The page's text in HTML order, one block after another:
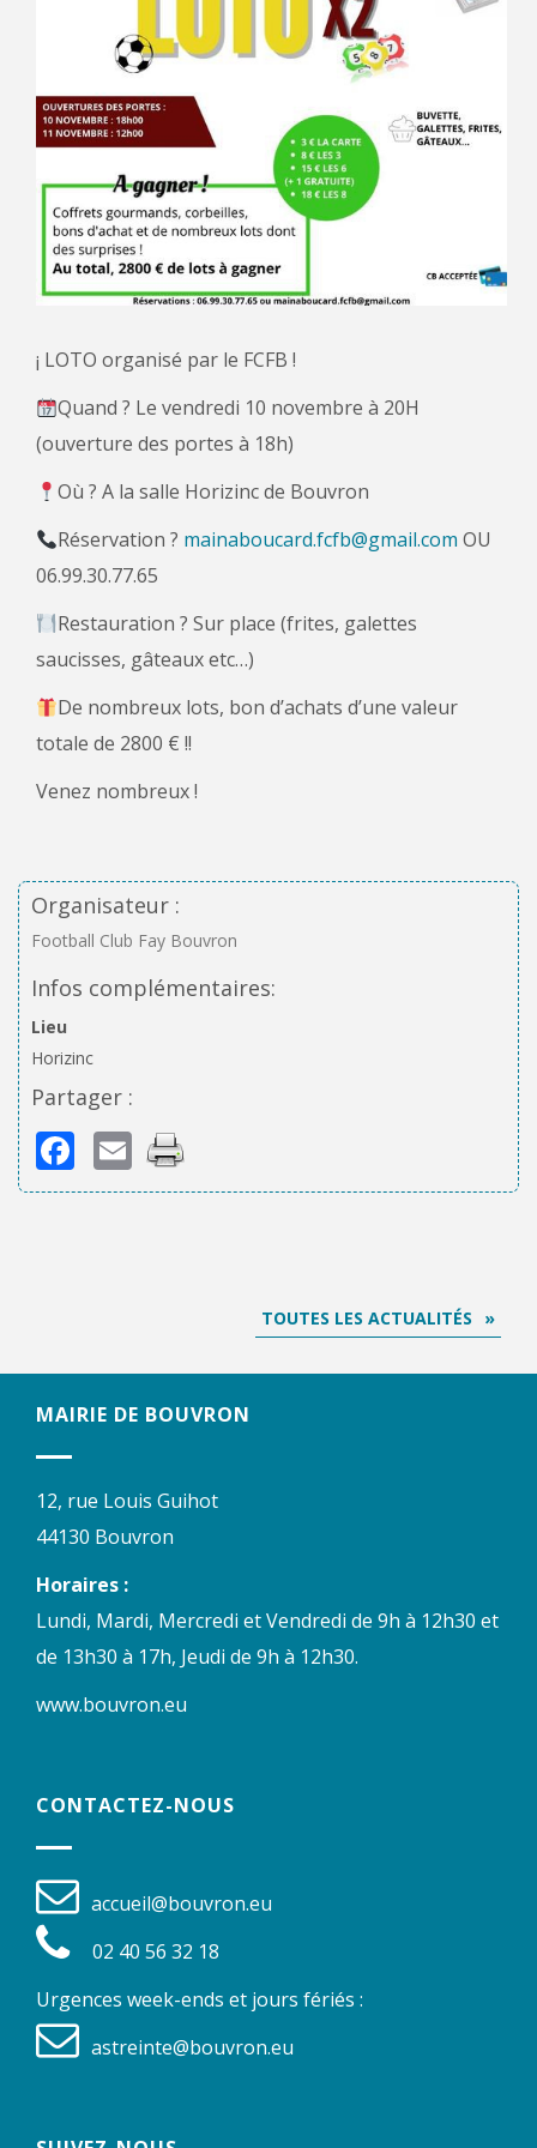
¡ LOTO organisé par le FCFB !
Quand ? Le vendredi 10 novembre à 20H
(ouverture des portes à 18h)
Où ? A la salle Horizinc de Bouvron
Réservation ? mainaboucard.fcfb@gmail.com OU
06.99.30.77.65
Restauration ? Sur place (frites, galettes
saucisses, gâteaux etc…)
De nombreux lots, bon d’achats d’une valeur
totale de 2800 € !!
Venez nombreux !
Organisateur :
Football Club Fay Bouvron
Infos complémentaires:
Lieu
Horizinc
Partager :
Facebook
Email
TOUTES LES ACTUALITÉS
MAIRIE DE BOUVRON
12, rue Louis Guihot
44130 Bouvron
Horaires :
Lundi, Mardi, Mercredi et Vendredi de 9h à 12h30 et
de 13h30 à 17h, Jeudi de 9h à 12h30.
www.bouvron.eu
CONTACTEZ-NOUS
accueil@bouvron.eu
02 40 56 32 18
Urgences week-ends et jours fériés :
astreinte@bouvron.eu